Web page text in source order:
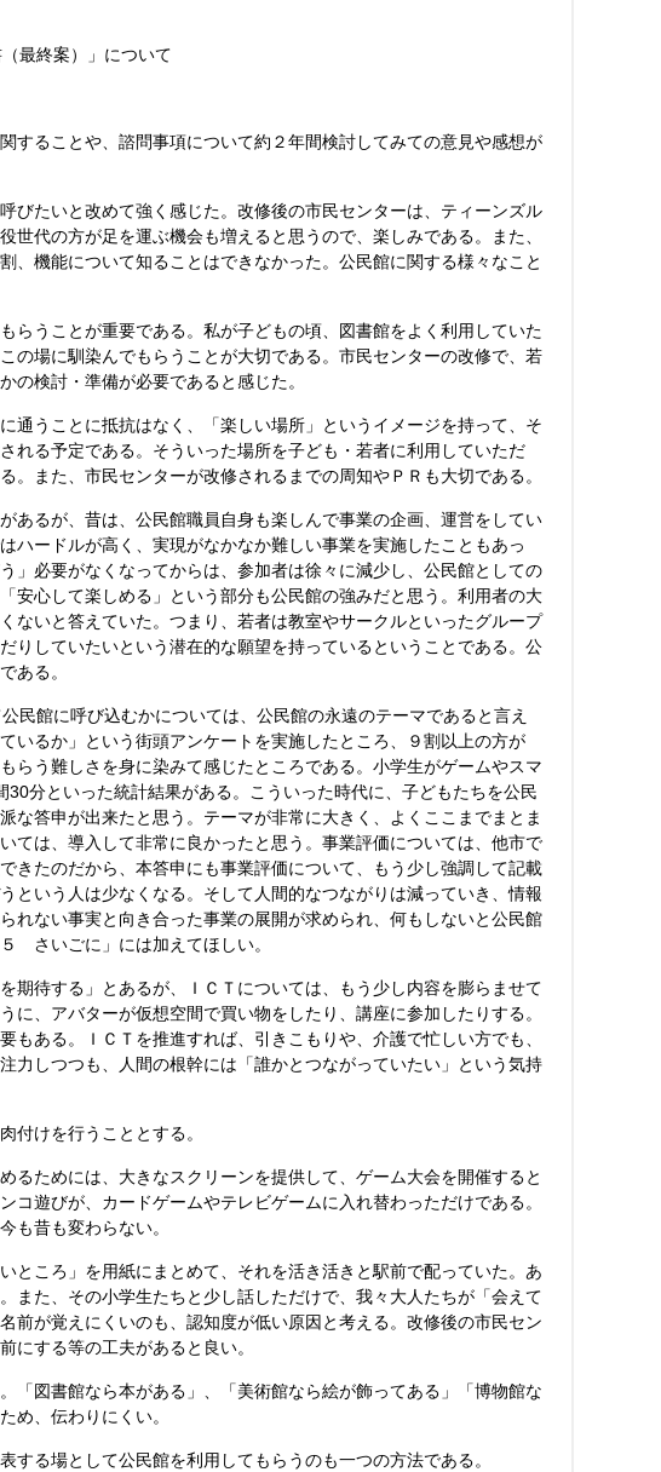
最終案）」について
することや、諮問事項について約２年間検討してみての意見や感想が
たいと改めて強く感じた。改修後の市民センターは、ティーンズル
代の方が足を運ぶ機会も増えると思うので、楽しみである。また、
機能について知ることはできなかった。公民館に関する様々なこと
うことが重要である。私が子どもの頃、図書館をよく利用していた
の場に馴染んでもらうことが大切である。市民センターの改修で、若
の検討・準備が必要であると感じた。
うことに抵抗はなく、「楽しい場所」というイメージを持って、そ
れる予定である。そういった場所を子ども・若者に利用していただ
また、市民センターが改修されるまでの周知やＰＲも大切である。
あるが、昔は、公民館職員自身も楽しんで事業の企画、運営をしてい
ハードルが高く、実現がなかなか難しい事業を実施したこともあっ
」必要がなくなってからは、参加者は徐々に減少し、公民館としての
安心して楽しめる」という部分も公民館の強みだと思う。利用者の大
ないと答えていた。つまり、若者は教室やサークルといったグループ
りしていたいという潜在的な願望を持っているということである。公
ある。
館に呼び込むかについては、公民館の永遠のテーマであると言え
いるか」という街頭アンケートを実施したところ、９割以上の方が
らう難しさを身に染みて感じたところである。小学生がゲームやスマ
分といった統計結果がある。こういった時代に、子どもたちを公民
答申が出来たと思う。テーマが非常に大きく、よくここまでまとま
ては、導入して非常に良かったと思う。事業評価については、他市で
きたのだから、本答申にも事業評価について、もう少し強調して記載
という人は少なくなる。そして人間的なつながりは減っていき、情報
れない事実と向き合った事業の展開が求められ、何もしないと公民館
さいごに」には加えてほしい。
期待する」とあるが、ＩＣＴについては、もう少し内容を膨らませて
、アバターが仮想空間で買い物をしたり、講座に参加したりする。
ある。ＩＣＴを推進すれば、引きこもりや、介護で忙しい方でも、
力しつつも、人間の根幹には「誰かとつながっていたい」という気持
付けを行うこととする。
ためには、大きなスクリーンを提供して、ゲーム大会を開催すると
遊びが、カードゲームやテレビゲームに入れ替わっただけである。
も昔も変わらない。
ころ」を用紙にまとめて、それを活き活きと駅前で配っていた。あ
また、その小学生たちと少し話しただけで、我々大人たちが「会えて
前が覚えにくいのも、認知度が低い原因と考える。改修後の市民セン
にする等の工夫があると良い。
「図書館なら本がある」、「美術館なら絵が飾ってある」「博物館な
め、伝わりにくい。
る場として公民館を利用してもらうのも一つの方法である。